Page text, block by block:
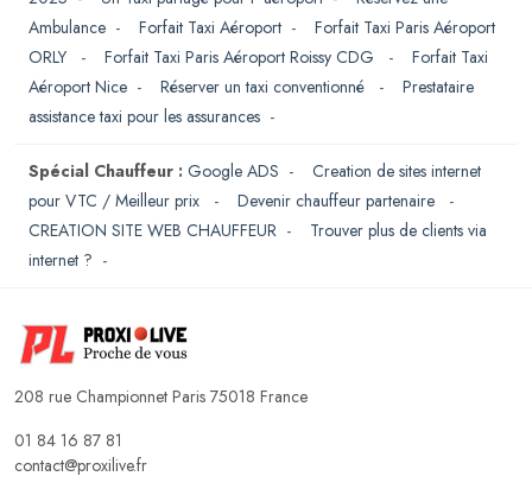
Ambulance - Forfait Taxi Aéroport - Forfait Taxi Paris Aéroport
ORLY
- Forfait Taxi Paris Aéroport Roissy CDG - Forfait Taxi
Aéroport Nice - Réserver un taxi conventionné - Prestataire
assistance taxi pour les assurances -
Spécial Chauffeur : Google ADS - Creation de sites internet
pour VTC / Meilleur prix
- Devenir chauffeur partenaire
-
CREATION SITE WEB CHAUFFEUR - Trouver plus de clients via
internet ? -
208 rue Championnet Paris 75018 France
01 84 16 87 81
contact@proxilive.fr